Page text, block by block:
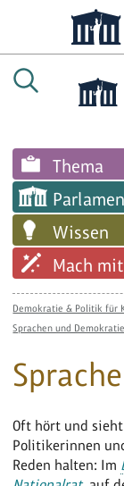
Thema
Wissen
Mach
Demokratie & Politik für
Sprachen und Demokratie
Oft hört und
Politikerinnen
Reden halten: Im